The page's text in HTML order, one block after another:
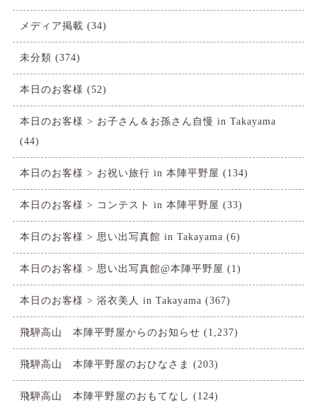
メディア掲載 (34)
未分類 (374)
本日のお客様 (52)
本日のお客様 > お子さん＆お孫さん自慢 in Takayama
(44)
本日のお客様 > お祝い旅行 in 本陣平野屋 (134)
本日のお客様 > コンテスト in 本陣平野屋 (33)
本日のお客様 > 思い出写真館 in Takayama (6)
本日のお客様 > 思い出写真館@本陣平野屋 (1)
本日のお客様 > 浴衣美人 in Takayama (367)
飛騨高山 本陣平野屋からのお知らせ (1,237)
飛騨高山 本陣平野屋のおひなさま (203)
飛騨高山 本陣平野屋のおもてなし (124)